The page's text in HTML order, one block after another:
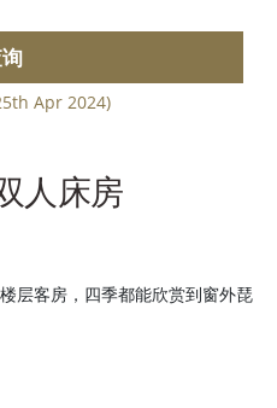
Apr 2024)
人床房
层客房，四季都能欣赏到窗外琵